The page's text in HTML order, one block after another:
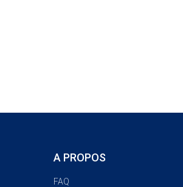
A PROPOS
FAQ